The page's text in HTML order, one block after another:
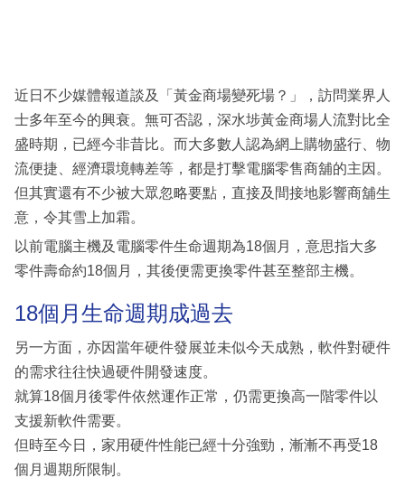
閱
專
區
近日不少媒體報道談及「黃金商場變死場？」，訪問業界人
士多年至今的興衰。無可否認，深水埗黃金商場人流對比全
盛時期，已經今非昔比。而大多數人認為網上購物盛行、物
流便捷、經濟環境轉差等，都是打擊電腦零售商舖的主因。
但其實還有不少被大眾忽略要點，直接及間接地影響商舖生
意，令其雪上加霜。
以前電腦主機及電腦零件生命週期為18個月，意思指大多
零件壽命約18個月，其後便需更換零件甚至整部主機。
18個月生命週期成過去
另一方面，亦因當年硬件發展並未似今天成熟，軟件對硬件
的需求往往快過硬件開發速度。
就算18個月後零件依然運作正常，仍需更換高一階零件以
支援新軟件需要。
但時至今日，家用硬件性能已經十分強勁，漸漸不再受18
個月週期所限制。